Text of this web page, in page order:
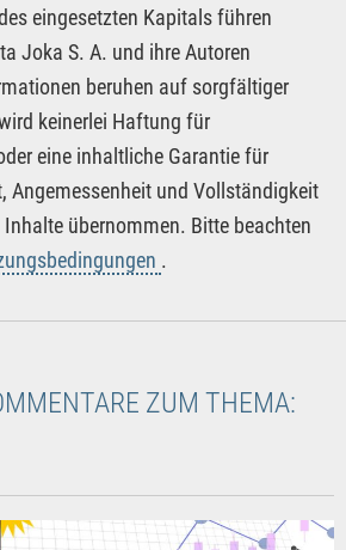
eingesetzten Kapitals führen
Joka S. A. und ihre Autoren
beruhen auf sorgfältiger
keinerlei Haftung für
eine inhaltliche Garantie für
Angemessenheit und Vollständigkeit
übernommen. Bitte beachten
.
ZUM THEMA: